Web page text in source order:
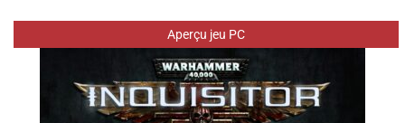
Aperçu jeu PC